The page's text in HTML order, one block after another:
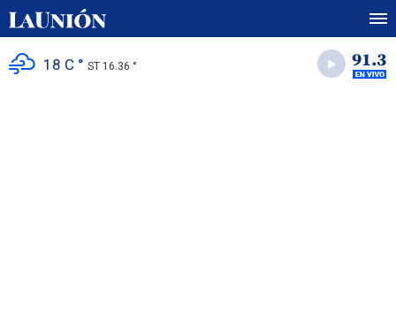
18 C ° ST 16.36 °